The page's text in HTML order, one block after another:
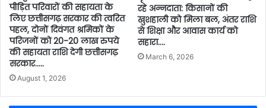
पीड़ित परिवारों की सहायता के
लिए छत्तीसगढ़ सरकार की त्वरित
पहल, दोनों दिवंगत श्रमिकों के
परिजनों को 20-20 लाख रुपये
की सहायता राशि देगी छत्तीसगढ़
सरकार…..
August 1, 2026
रहे अन्नदाता: किसानों की
खुशहाली को मिला बल, अंतर राशि
से शिक्षा और आवास कार्य को
सहारा….
March 6, 2026